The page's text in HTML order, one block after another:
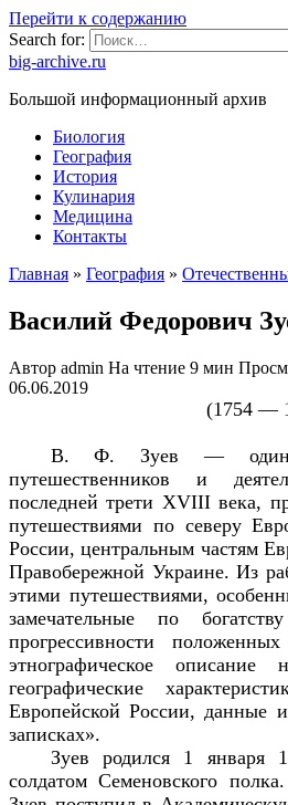
Перейти к содержанию
Search for:
big-archive.ru
Большой информационный архив
Биология
География
История
Кулинария
Медицина
Контакты
Главная » География »
Василий Федорович
Автор admin На чтение 9 мин
06.06.2019
(1754 —
В. Ф. Зуев — один
путешественников и
последней трети XVIIIвека,
путешествиями по северу
России, центральным частям
Правобережной Украине. Из
этими путешествиями,
замечательные по
прогрессивности
этнографическое
географические
Европейской России, данные
записках».
Зуев родился 1 января
солдатом Семеновского